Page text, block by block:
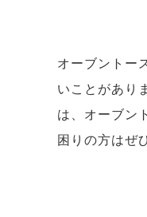
オーブントー
いことがあり
は、オーブン
困りの方はぜ